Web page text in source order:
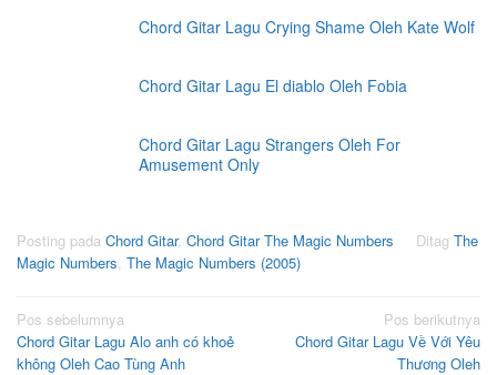
Chord Gitar Lagu Crying Shame Oleh Kate Wolf
Chord Gitar Lagu El diablo Oleh Fobia
Chord Gitar Lagu Strangers Oleh For
Amusement Only
Posting pada Chord Gitar, Chord Gitar The Magic Numbers Ditag The
Magic Numbers, The Magic Numbers (2005)
Navigasi
pos
Pos sebelumnya
Chord Gitar Lagu Alo anh có khoẻ
không Oleh Cao Tùng Anh
Pos berikutnya
Chord Gitar Lagu Về Với Yêu
Thương Oleh